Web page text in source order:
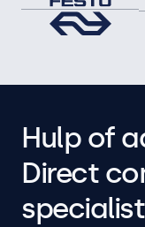
Hulp of
Direct